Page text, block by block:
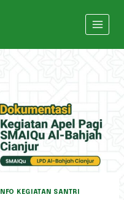
INFO KEGIATAN SANTRI